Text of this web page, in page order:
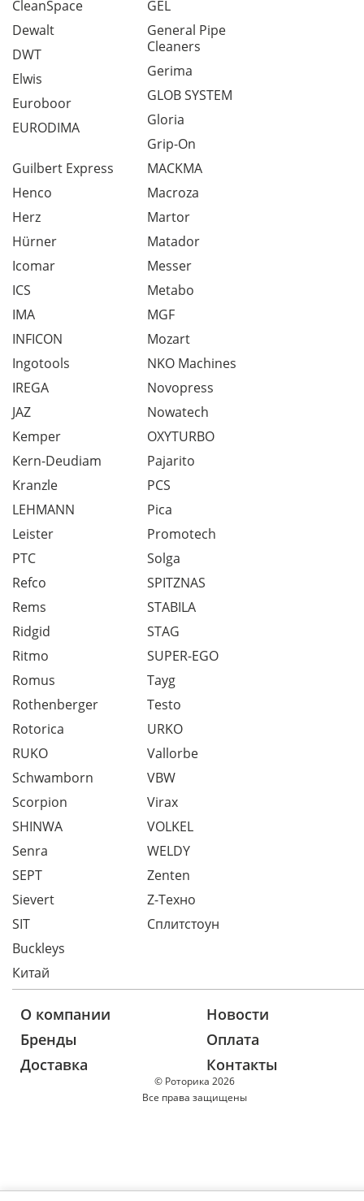
CleanSpace
Dewalt
DWT
Elwis
Euroboor
EURODIMA
GEL
General Pipe
Cleaners
Gerima
GLOB SYSTEM
Gloria
Grip-On
Guilbert Express
Henco
Herz
Hürner
Icomar
ICS
IMA
INFICON
Ingotools
IREGA
JAZ
Kemper
Kern-Deudiam
Kranzle
LEHMANN
Leister
MACKMA
Macroza
Martor
Matador
Messer
Metabo
MGF
Mozart
NKO Machines
Novopress
Nowatech
OXYTURBO
Pajarito
PCS
Pica
Promotech
PTC
Refco
Rems
Ridgid
Ritmo
Romus
Rothenberger
Rotorica
RUKO
Schwamborn
Scorpion
SHINWA
Senra
SEPT
Sievert
SIT
Solga
SPITZNAS
STABILA
STAG
SUPER-EGO
Tayg
Testo
URKO
Vallorbe
VBW
Virax
VOLKEL
WELDY
Zenten
Z-Техно
Сплитстоун
Buckleys
Китай
© Роторика 2026
Все права защищены
О компании
Новости
Бренды
Оплата
Доставка
Контакты